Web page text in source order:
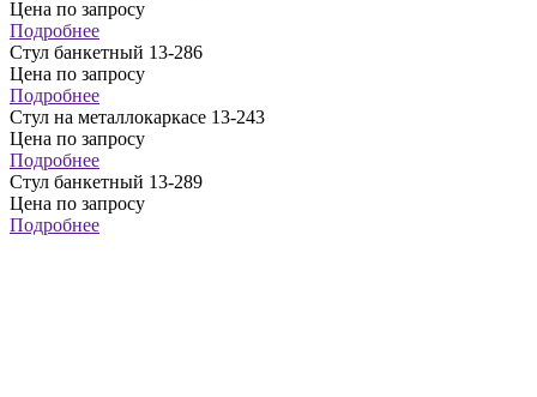
Цена по запросу
Подробнее
Стул банкетный 13-286
Цена по запросу
Подробнее
Стул на металлокаркасе 13-243
Цена по запросу
Подробнее
Стул банкетный 13-289
Цена по запросу
Подробнее